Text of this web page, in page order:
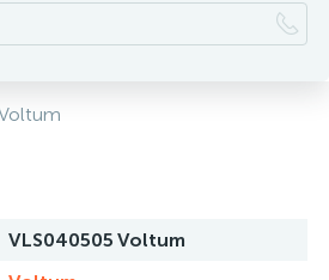
VLS040505 Voltum